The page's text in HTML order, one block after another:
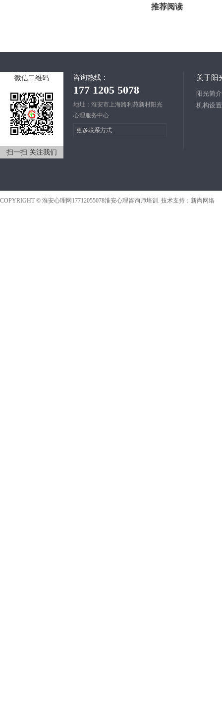
推荐阅读
微信二维码
扫一扫 关注我们
咨询热线：
177 1205 5078
地址：淮安市上海路利苑新村阳光
心理服务中心
更多联系方式
关于阳
阳光简介
机构设置
COPYRIGHT © 淮安心理网17712055078淮安心理咨询师培训 . 技术支持： 新尚网络